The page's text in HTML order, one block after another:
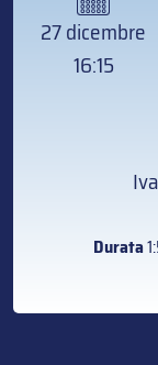
27 dicembre
16:15
Durata